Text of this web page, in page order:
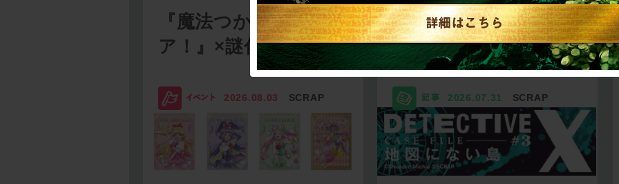
『魔法つかいプリキュ
ア！』×謎付きクリ…
2026.08.03 SCRAP
【2026年7月】告知解
禁された新作一…
2026.07.31 SCRAP